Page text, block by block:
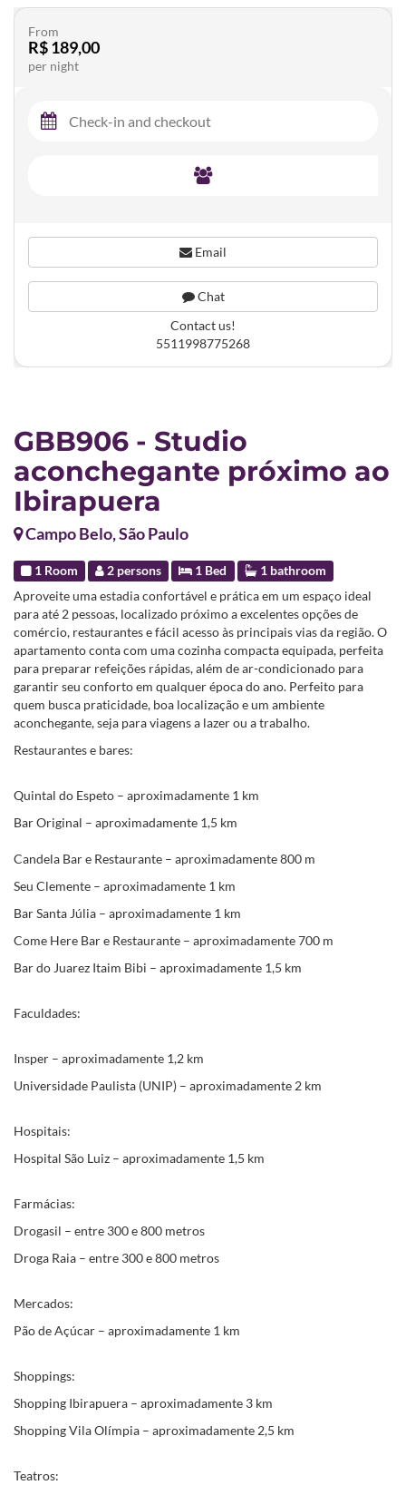
GBB906 - Studio
aconchegante próximo ao
Ibirapuera
Campo Belo, São Paulo
1 Room 2 persons 1 Bed 1 bathroom
Aproveite uma estadia confortável e prática em um espaço ideal
para até 2 pessoas, localizado próximo a excelentes opções de
comércio, restaurantes e fácil acesso às principais vias da região. O
apartamento conta com uma cozinha compacta equipada, perfeita
para preparar refeições rápidas, além de ar-condicionado para
garantir seu conforto em qualquer época do ano. Perfeito para
quem busca praticidade, boa localização e um ambiente
aconchegante, seja para viagens a lazer ou a trabalho.
Restaurantes e bares:
Quintal do Espeto – aproximadamente 1 km
Bar Original – aproximadamente 1,5 km
Candela Bar e Restaurante – aproximadamente 800 m
Seu Clemente – aproximadamente 1 km
Bar Santa Júlia – aproximadamente 1 km
Come Here Bar e Restaurante – aproximadamente 700 m
Bar do Juarez Itaim Bibi – aproximadamente 1,5 km
Faculdades:
Insper – aproximadamente 1,2 km
Universidade Paulista (UNIP) – aproximadamente 2 km
Hospitais:
Hospital São Luiz – aproximadamente 1,5 km
Farmácias:
Drogasil – entre 300 e 800 metros
Droga Raia – entre 300 e 800 metros
Mercados:
Pão de Açúcar – aproximadamente 1 km
Shoppings:
Shopping Ibirapuera – aproximadamente 3 km
Shopping Vila Olímpia – aproximadamente 2,5 km
Teatros:
From
R$ 189,00
per night
Email
Chat
Contact us!
5511998775268